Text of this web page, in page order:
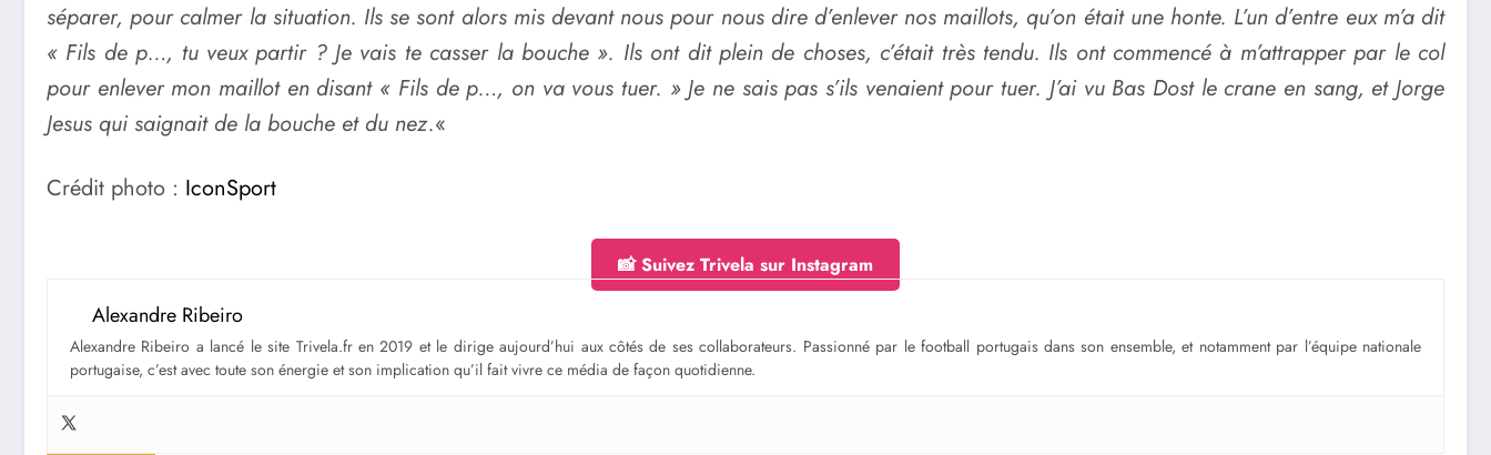
séparer, pour calmer la situation. Ils se sont alors mis devant nous pour nous dire d’enlever nos maillots, qu’on était une honte. L’un d’entre eux m’a dit
« Fils de p…, tu veux partir ? Je vais te casser la bouche ». Ils ont dit plein de choses, c’était très tendu. Ils ont commencé à m’attrapper par le col
pour enlever mon maillot en disant « Fils de p…, on va vous tuer. » Je ne sais pas s’ils venaient pour tuer. J’ai vu Bas Dost le crane en sang, et Jorge
Jesus qui saignait de la bouche et du nez.«
Crédit photo : IconSport
📸 Suivez Trivela sur Instagram
Alexandre Ribeiro
Alexandre Ribeiro a lancé le site Trivela.fr en 2019 et le dirige aujourd’hui aux côtés de ses collaborateurs. Passionné par le football portugais dans son ensemble, et notamment par l’équipe nationale
portugaise, c’est avec toute son énergie et son implication qu’il fait vivre ce média de façon quotidienne.